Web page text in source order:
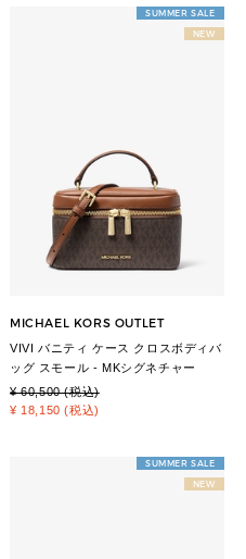
SUMMER SALE
NEW
MICHAEL KORS OUTLET
VIVI バニティ ケース クロスボディバ
ッグ スモール - MKシグネチャー
¥ 60,500 (税込)
¥ 18,150 (税込)
SUMMER SALE
NEW